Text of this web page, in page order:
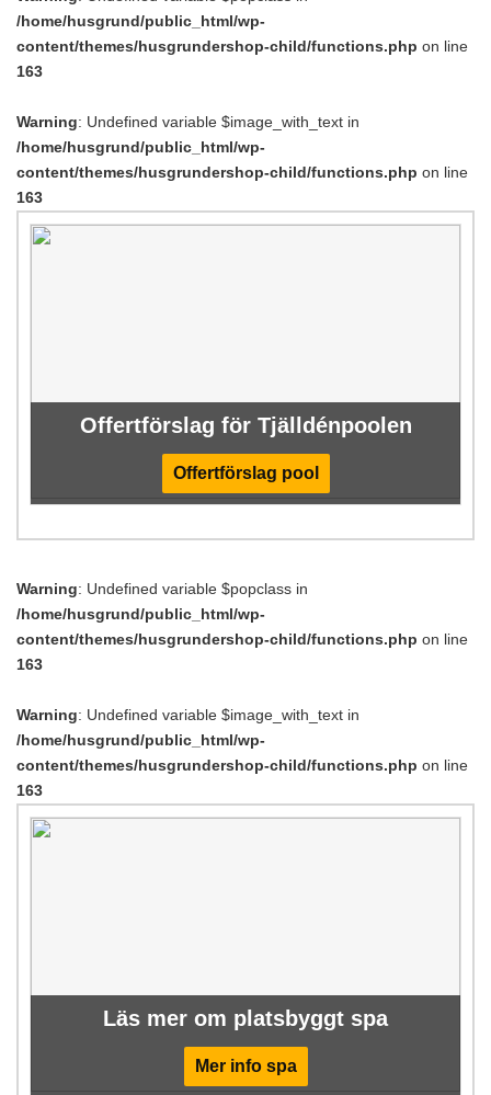
/home/husgrund/public_html/wp-
content/themes/husgrundershop-child/functions.php on line
163
Warning: Undefined variable $image_with_text in
/home/husgrund/public_html/wp-
content/themes/husgrundershop-child/functions.php on line
163
Offertförslag för Tjälldénpoolen
Offertförslag pool
Warning: Undefined variable $popclass in
/home/husgrund/public_html/wp-
content/themes/husgrundershop-child/functions.php on line
163
Warning: Undefined variable $image_with_text in
/home/husgrund/public_html/wp-
content/themes/husgrundershop-child/functions.php on line
163
Läs mer om platsbyggt spa
Mer info spa